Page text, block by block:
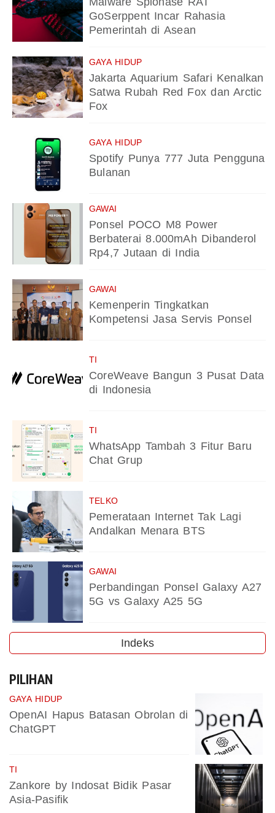
GoSerppent Incar Rahasia
Pemerintah di Asean
GAYA HIDUP
Jakarta Aquarium Safari Kenalkan
Satwa Rubah Red Fox dan Arctic
Fox
GAYA HIDUP
Spotify Punya 777 Juta Pengguna
Bulanan
GAWAI
Ponsel POCO M8 Power
Berbaterai 8.000mAh Dibanderol
Rp4,7 Jutaan di India
GAWAI
Kemenperin Tingkatkan
Kompetensi Jasa Servis Ponsel
TI
CoreWeave Bangun 3 Pusat Data
di Indonesia
TI
WhatsApp Tambah 3 Fitur Baru
Chat Grup
TELKO
Pemerataan Internet Tak Lagi
Andalkan Menara BTS
GAWAI
Perbandingan Ponsel Galaxy A27
5G vs Galaxy A25 5G
Indeks
PILIHAN
GAYA HIDUP
OpenAI Hapus Batasan Obrolan di
ChatGPT
TI
Zankore by Indosat Bidik Pasar
Asia-Pasifik